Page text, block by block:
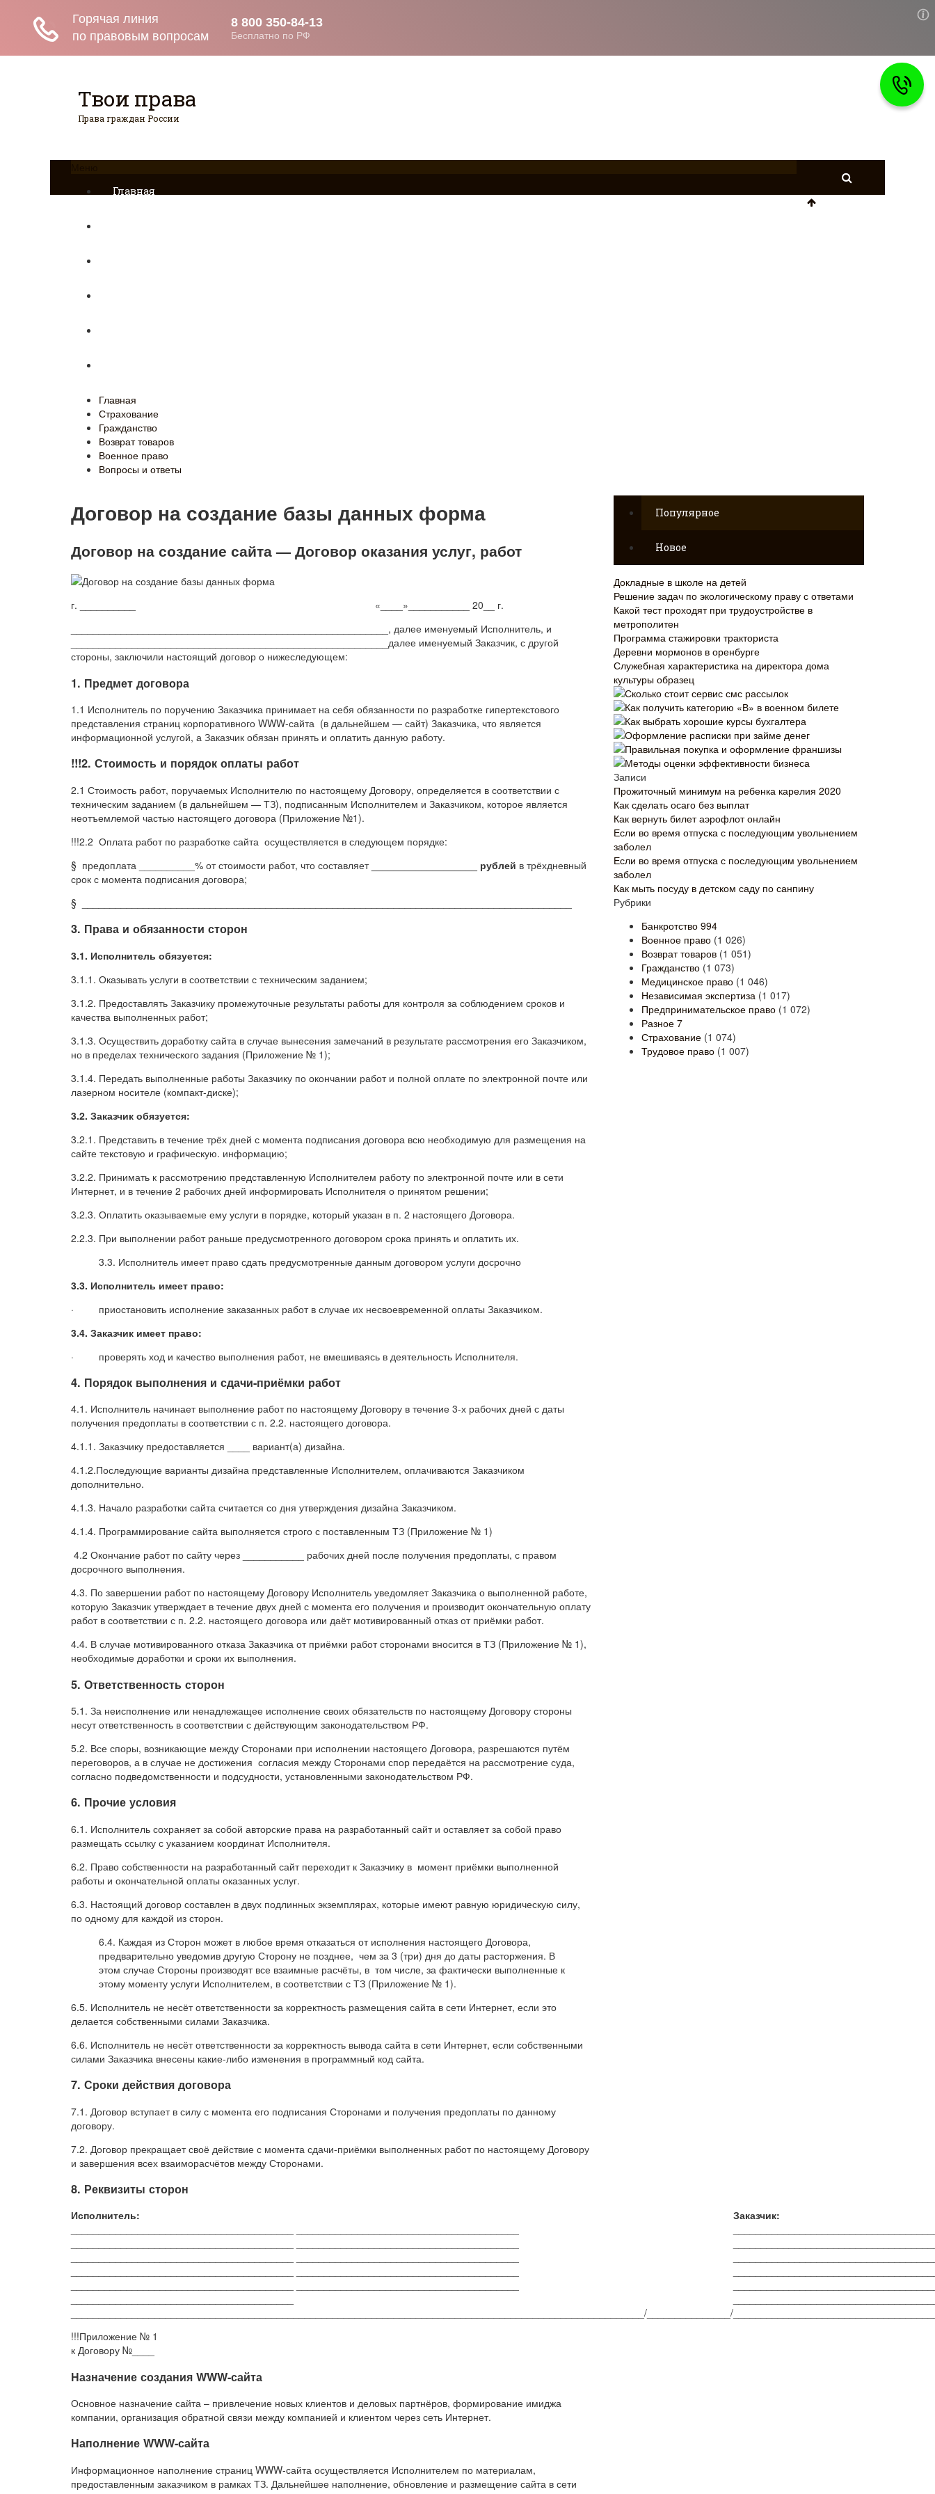
Твои права
Права граждан России
Главная
Главная
Страхование
Гражданство
Возврат товаров
Военное право
Вопросы и ответы
Договор на создание базы данных форма
Договор на создание сайта — Договор оказания услуг, работ
г. __________ «____»___________ 20__ г.
_________________________________________________________, далее именуемый Исполнитель, и
_________________________________________________________далее именуемый Заказчик, с другой
стороны, заключили настоящий договор о нижеследующем:
1. Предмет договора
1.1 Исполнитель по поручению Заказчика принимает на себя обязанности по разработке гипертекстового
представления страниц корпоративного WWW-сайта (в дальнейшем — сайт) Заказчика, что является
информационной услугой, а Заказчик обязан принять и оплатить данную работу.
!!!2. Стоимость и порядок оплаты работ
2.1 Стоимость работ, поручаемых Исполнителю по настоящему Договору, определяется в соответствии с
техническим заданием (в дальнейшем — ТЗ), подписанным Исполнителем и Заказчиком, которое является
неотъемлемой частью настоящего договора (Приложение №1).
!!!2.2 Оплата работ по разработке сайта осуществляется в следующем порядке:
§ предоплата __________% от стоимости работ, что составляет
___________________ рублей в трёхдневный
срок с момента подписания договора;
§ ________________________________________________________________________________________
3. Права и обязанности сторон
3.1. Исполнитель обязуется:
3.1.1. Оказывать услуги в соответствии с техническим заданием;
3.1.2. Предоставлять Заказчику промежуточные результаты работы для контроля за соблюдением сроков и
качества выполненных работ;
3.1.3. Осуществить доработку сайта в случае вынесения замечаний в результате рассмотрения его Заказчиком,
но в пределах технического задания (Приложение № 1);
3.1.4. Передать выполненные работы Заказчику по окончании работ и полной оплате по электронной почте или
лазерном носителе (компакт-диске);
3.2. Заказчик обязуется:
3.2.1. Представить в течение трёх дней с момента подписания договора всю необходимую для размещения на
сайте текстовую и графическую. информацию;
3.2.2. Принимать к рассмотрению представленную Исполнителем работу по электронной почте или в сети
Интернет, и в течение 2 рабочих дней информировать Исполнителя о принятом решении;
3.2.3. Оплатить оказываемые ему услуги в порядке, который указан в п. 2 настоящего Договора.
2.2.3. При выполнении работ раньше предусмотренного договором срока принять и оплатить их.
3.3. Исполнитель имеет право сдать предусмотренные данным договором услуги досрочно
3.3. Исполнитель имеет право:
· приостановить исполнение заказанных работ в случае их несвоевременной оплаты Заказчиком.
3.4. Заказчик имеет право:
· проверять ход и качество выполнения работ, не вмешиваясь в деятельность Исполнителя.
4. Порядок выполнения и сдачи-приёмки работ
4.1. Исполнитель начинает выполнение работ по настоящему Договору в течение 3-х рабочих дней с даты
получения предоплаты в соответствии с п. 2.2. настоящего договора.
4.1.1. Заказчику предоставляется ____ вариант(а) дизайна.
4.1.2.Последующие варианты дизайна представленные Исполнителем, оплачиваются Заказчиком
дополнительно.
4.1.3. Начало разработки сайта считается со дня утверждения дизайна Заказчиком.
4.1.4. Программирование сайта выполняется строго с поставленным ТЗ (Приложение № 1)
4.2 Окончание работ по сайту через ___________ рабочих дней после получения предоплаты, с правом
досрочного выполнения.
4.3. По завершении работ по настоящему Договору Исполнитель уведомляет Заказчика о выполненной работе,
которую Заказчик утверждает в течение двух дней с момента его получения и производит окончательную оплату
работ в соответствии с п. 2.2. настоящего договора или даёт мотивированный отказ от приёмки работ.
4.4. В случае мотивированного отказа Заказчика от приёмки работ сторонами вносится в ТЗ (Приложение № 1),
необходимые доработки и сроки их выполнения.
5. Ответственность сторон
5.1. За неисполнение или ненадлежащее исполнение своих обязательств по настоящему Договору стороны
несут ответственность в соответствии с действующим законодательством РФ.
5.2. Все споры, возникающие между Сторонами при исполнении настоящего Договора, разрешаются путём
переговоров, а в случае не достижения согласия между Сторонами спор передаётся на рассмотрение суда,
согласно подведомственности и подсудности, установленными законодательством РФ.
6. Прочие условия
6.1. Исполнитель сохраняет за собой авторские права на разработанный сайт и оставляет за собой право
размещать ссылку с указанием координат Исполнителя.
6.2. Право собственности на разработанный сайт переходит к Заказчику в момент приёмки выполненной
работы и окончательной оплаты оказанных услуг.
6.3. Настоящий договор составлен в двух подлинных экземплярах, которые имеют равную юридическую силу,
по одному для каждой из сторон.
6.4. Каждая из Сторон может в любое время отказаться от исполнения настоящего Договора,
предварительно уведомив другую Сторону не позднее, чем за 3 (три) дня до даты расторжения. В
этом случае Стороны производят все взаимные расчёты, в том числе, за фактически выполненные к
этому моменту услуги Исполнителем, в соответствии с ТЗ (Приложение № 1).
6.5. Исполнитель не несёт ответственности за корректность размещения сайта в сети Интернет, если это
делается собственными силами Заказчика.
6.6. Исполнитель не несёт ответственности за корректность вывода сайта в сети Интернет, если собственными
силами Заказчика внесены какие-либо изменения в программный код сайта.
7. Сроки действия договора
7.1. Договор вступает в силу с момента его подписания Сторонами и получения предоплаты по данному
договору.
7.2. Договор прекращает своё действие с момента сдачи-приёмки выполненных работ по настоящему Договору
и завершения всех взаиморасчётов между Сторонами.
8. Реквизиты сторон
Исполнитель:
Заказчик:
_______________________________________________________________________________________________________/_______________/
!!!Приложение № 1
к Договору №____
Назначение создания WWW-сайта
Основное назначение сайта – привлечение новых клиентов и деловых партнёров, формирование имиджа
компании, организация обратной связи между компанией и клиентом через сеть Интернет.
Наполнение WWW-сайта
Информационное наполнение страниц WWW-сайта осуществляется Исполнителем по материалам,
предоставленным заказчиком в рамках ТЗ. Дальнейшее наполнение, обновление и размещение сайта в сети
Популярное
Новое
Докладные в школе на детей
Решение задач по экологическому праву с ответами
Какой тест проходят при трудоустройстве в
метрополитен
Программа стажировки тракториста
Деревни мормонов в оренбурге
Служебная характеристика на директора дома
культуры образец
Сколько стоит сервис смс рассылок
Как получить категорию «В» в военном билете
Как выбрать хорошие курсы бухгалтера
Оформление расписки при займе денег
Правильная покупка и оформление франшизы
Методы оценки эффективности бизнеса
Записи
Прожиточный минимум на ребенка карелия 2020
Как сделать осаго без выплат
Как вернуть билет аэрофлот онлайн
Если во время отпуска с последующим увольнением
заболел
Если во время отпуска с последующим увольнением
заболел
Как мыть посуду в детском саду по санпину
Рубрики
Банкротство 994
Военное право (1 026)
Возврат товаров (1 051)
Гражданство (1 073)
Медицинское право (1 046)
Независимая экспертиза (1 017)
Предпринимательское право (1 072)
Разное 7
Страхование (1 074)
Трудовое право (1 007)